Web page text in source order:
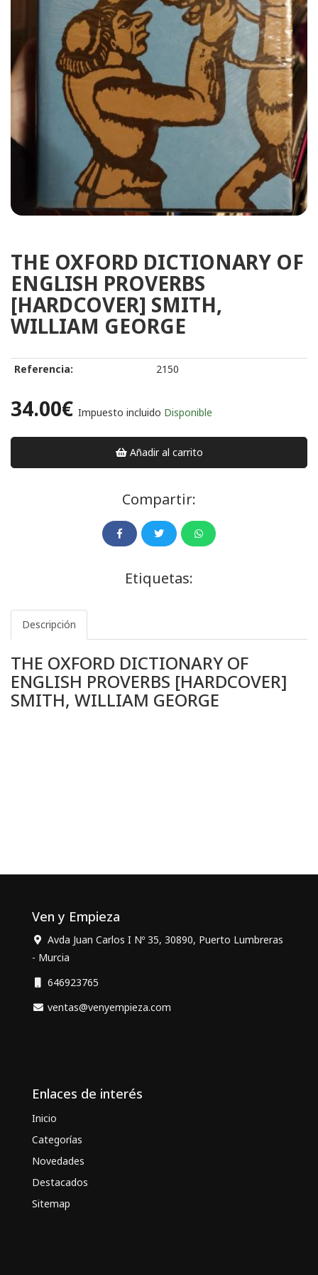
THE OXFORD DICTIONARY OF
ENGLISH PROVERBS
[HARDCOVER] SMITH,
WILLIAM GEORGE
Referencia: 2150
34.00€ Impuesto incluido Disponible
Añadir al carrito
Compartir:
Etiquetas:
Descripción
THE OXFORD DICTIONARY OF
ENGLISH PROVERBS [HARDCOVER]
SMITH, WILLIAM GEORGE
Ven y Empieza
Avda Juan Carlos I Nº 35, 30890, Puerto Lumbreras
- Murcia
646923765
ventas@venyempieza.com
Enlaces de interés
Inicio
Categorías
Novedades
Destacados
Sitemap